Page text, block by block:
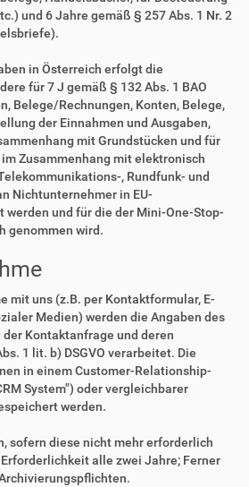
und 6 Jahre gemäß § 257 Abs. 1 Nr. 2
in Österreich erfolgt die
für 7 J gemäß § 132 Abs. 1 BAO
Belege/Rechnungen, Konten, Belege,
der Einnahmen und Ausgaben,
mit Grundstücken und für
Zusammenhang mit elektronisch
, Rundfunk- und
Nichtunternehmer in EU-
und für die der Mini-One-Stop-
genommen wird.
mit uns (z.B. per Kontaktformular, E-
Medien) werden die Angaben des
Kontaktanfrage und deren
1 lit. b) DSGVO verarbeitet. Die
in einem Customer-Relationship-
System") oder vergleichbarer
werden.
sofern diese nicht mehr erforderlich
alle zwei Jahre; Ferner